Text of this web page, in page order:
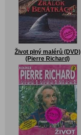
Život plný malérů (DVD)
(Pierre Richard)